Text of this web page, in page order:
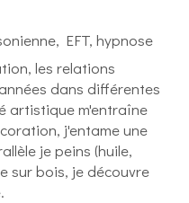
EFT, hypnose
les relations
dans différentes
artistique m'entraîne
j'entame une
je peins (huile,
sur bois, je découvre